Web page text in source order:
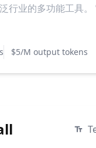
行业的多功能工具。
$5/M output tokens